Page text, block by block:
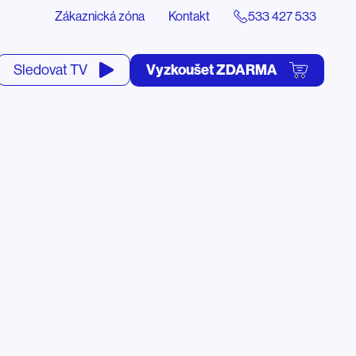
Zákaznická zóna Kontakt 533 427 533
Sledovat TV Vyzkoušet ZDARMA